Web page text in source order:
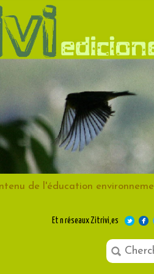
de l'éducation
Et n réseaux Zitrivi,es